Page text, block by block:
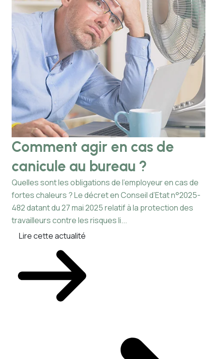
Comment agir en cas de
canicule au bureau ?
Quelles sont les obligations de l’employeur en cas de
fortes chaleurs ? Le décret en Conseil d’Etat n°2025-
482 datant du 27 mai 2025 relatif à la protection des
travailleurs contre les risques li...
Lire cette actualité